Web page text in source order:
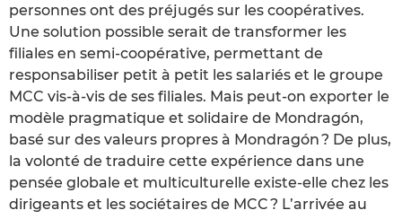
personnes ont des préjugés sur les coopératives.
Une solution possible serait de transformer les
filiales en semi-coopérative, permettant de
responsabiliser petit à petit les salariés et le groupe
MCC vis-à-vis de ses filiales. Mais peut-on exporter le
modèle pragmatique et solidaire de Mondragón,
basé sur des valeurs propres à Mondragón ? De plus,
la volonté de traduire cette expérience dans une
pensée globale et multiculturelle existe-elle chez les
dirigeants et les sociétaires de MCC ? L’arrivée au